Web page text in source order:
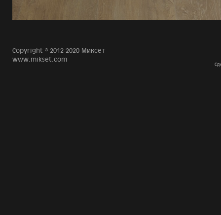
Copyright © 2012-2020 Миксет
www.mikset.com